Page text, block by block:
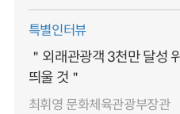
특별인터뷰
＂외래관광객 3천만 달성
띄울 것＂
최휘영 문화체육관광부장관